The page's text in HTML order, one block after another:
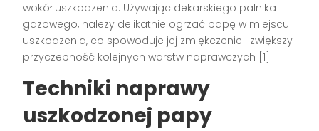
wokół uszkodzenia. Używając dekarskiego palnika
gazowego, należy delikatnie ogrzać papę w miejscu
uszkodzenia, co spowoduje jej zmiękczenie i zwiększy
przyczepność kolejnych warstw naprawczych [1].
Techniki naprawy
uszkodzonej papy